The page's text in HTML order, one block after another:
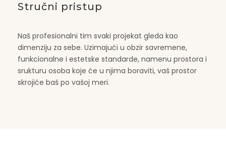
Stručni pristup
Naš profesionalni tim svaki projekat gleda kao
dimenziju za sebe. Uzimajući u obzir savremene,
funkcionalne i estetske standarde, namenu prostora i
srukturu osoba koje će u njima boraviti, vaš prostor
skrojiće baš po vašoj meri.